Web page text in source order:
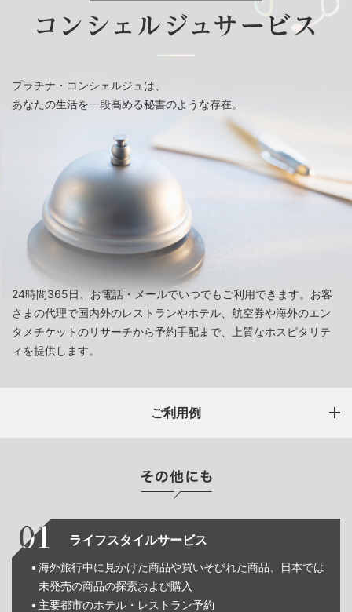
プラチナ・コンシェルジュは、
あなたの生活を一段高める秘書のような存在。
24時間365日、お電話・メールでいつでもご利用できます。お客
さまの代理で国内外のレストランやホテル、航空券や海外のエン
タメチケットのリサーチから予約手配まで、上質なホスピタリテ
ィを提供します。
ご利用例
ライフスタイルサービス
海外旅行中に見かけた商品や買いそびれた商品、日本では
未発売の商品の探索および購入
主要都市のホテル・レストラン予約